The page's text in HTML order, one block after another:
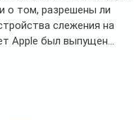
о том, разрешены ли
слежения на
Apple был выпущен...